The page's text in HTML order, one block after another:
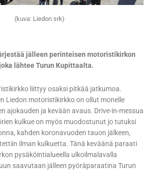
(kuva: Liedon srk)
jälleen perinteisen motoristikirkon
lähtee Turun Kupittaalta.
liittyy osaksi pitkää jatkumoa.
Liedon motoristikirkko on ollut monelle
ajokauden ja kevään avaus. Drive-in-messua
kulkue on myös muodostunut jo tutuksi
kahden koronavuoden tauon jälkeen,
ilman kulkuetta. Tänä keväänä paraati
pysäköintialueella ulkoilmalavalla
saavutaan jälleen pyöräparaatina Turun